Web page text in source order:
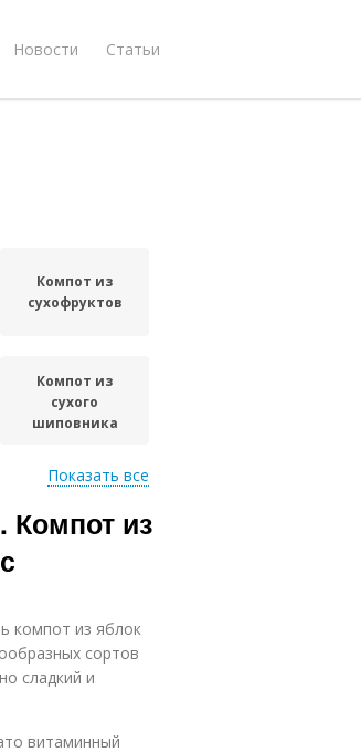
Новости Статьи
Компот из
сухофруктов
Компот из
сухого
шиповника
Показать все
Компот из
компот из яблок
сортов
сладкий и
витаминный